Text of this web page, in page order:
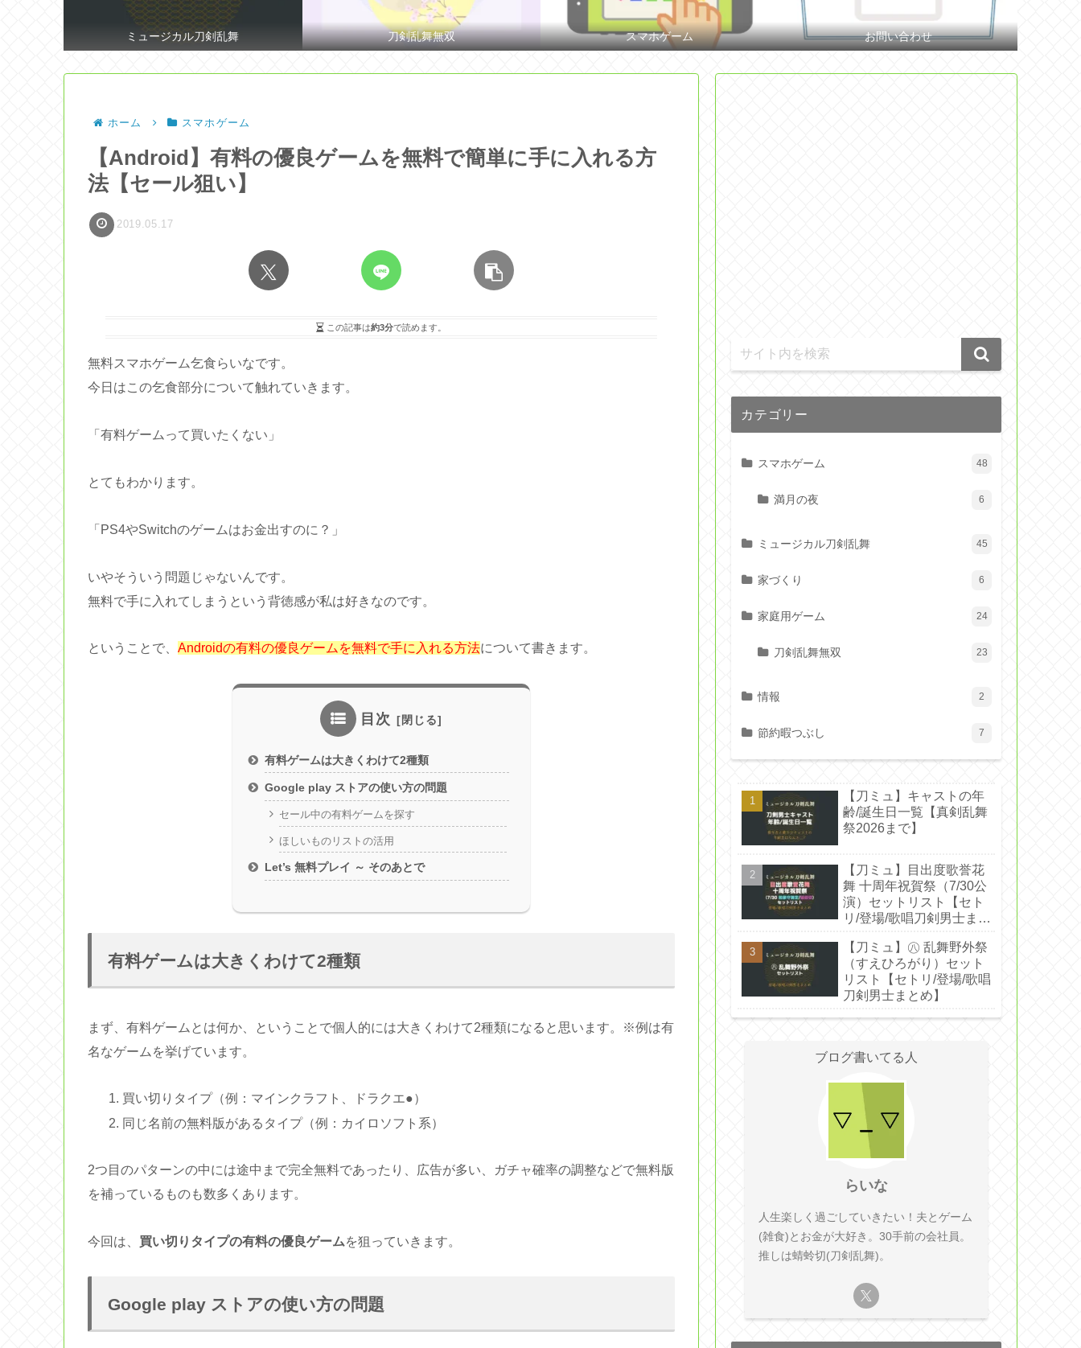
ミュージカル刀剣乱舞 刀剣乱舞無双 スマホゲーム お問い合わせ
ホーム スマホゲーム
【Android】有料の優良ゲームを無料で簡単に手に入れる方
法【セール狙い】
2019.05.17
この記事は約3分で読めます。
無料スマホゲーム乞食らいなです。
今日はこの乞食部分について触れていきます。
「有料ゲームって買いたくない」
とてもわかります。
「PS4やSwitchのゲームはお金出すのに？」
いやそういう問題じゃないんです。
無料で手に入れてしまうという背徳感が私は好きなのです。
ということで、 Androidの有料の優良ゲームを無料で手に入れる方法について書きます。
目次
有料ゲームは大きくわけて2種類
Google play ストアの使い方の問題
セール中の有料ゲームを探す
ほしいものリストの活用
Let’s 無料プレイ ～ そのあとで
有料ゲームは大きくわけて2種類
まず、有料ゲームとは何か、ということで個人的には大きくわけて2種類になると思います。※例は有
名なゲームを挙げています。
買い切りタイプ（例：マインクラフト、ドラクエ●）
同じ名前の無料版があるタイプ（例：カイロソフト系）
2つ目のパターンの中には途中まで完全無料であったり、広告が多い、ガチャ確率の調整などで無料版
を補っているものも数多くあります。
今回は、 買い切りタイプの有料の優良ゲームを狙っていきます。
Google play ストアの使い方の問題
カテゴリー
スマホゲーム 48
満月の夜 6
ミュージカル刀剣乱舞 45
家づくり 6
家庭用ゲーム 24
刀剣乱舞無双 23
情報 2
節約暇つぶし 7
【刀ミュ】キャストの年
齢/誕生日一覧【真剣乱舞
祭2026まで】
【刀ミュ】目出度歌誉花
舞 十周年祝賀祭（7/30公
演）セットリスト【セト
リ/登場/歌唱刀剣男士まと
【刀ミュ】㊇ 乱舞野外祭
（すえひろがり）セット
リスト【セトリ/登場/歌唱
刀剣男士まとめ】
ブログ書いてる人
らいな
人生楽しく過ごしていきたい！夫とゲーム
(雑食)とお金が大好き。30手前の会社員。
推しは蜻蛉切(刀剣乱舞)。